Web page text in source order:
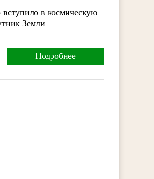
вступило в космическую
Земли —
Подробнее